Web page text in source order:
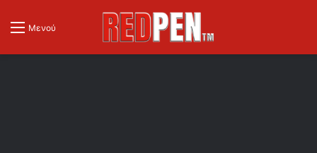
Μενού